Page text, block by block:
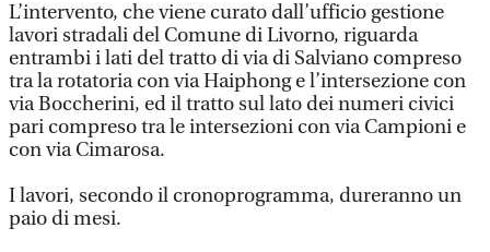
L’intervento, che viene curato dall’ufficio gestione
lavori stradali del Comune di Livorno, riguarda
entrambi i lati del tratto di via di Salviano compreso
tra la rotatoria con via Haiphong e l’intersezione con
via Boccherini, ed il tratto sul lato dei numeri civici
pari compreso tra le intersezioni con via Campioni e
con via Cimarosa.
I lavori, secondo il cronoprogramma, dureranno un
paio di mesi.